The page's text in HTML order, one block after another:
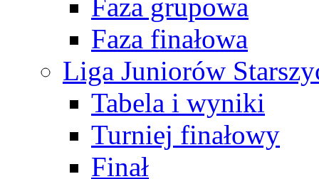
Faza grupowa
Faza finałowa
Liga Juniorów
Tabela i wyniki
Turniej finałowy
Finał